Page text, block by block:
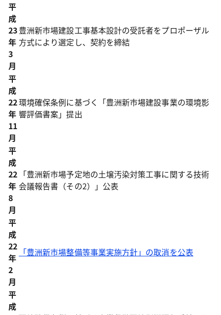
平
成
23
年
3
月
豊洲新市場建設工事基本設計の受託者をプロポーザル
方式により選定し、契約を締結
平
成
22
年
11
月
環境確保条例に基づく「豊洲新市場建設事業の環境影
響評価書案」提出
平
成
22
年
8
月
「豊洲新市場予定地の土壌汚染対策工事に関する技術
会議報告書（その2）」公表
平
成
22
年
2
月
「豊洲新市場整備等事業実施方針」の取消を公表
平
成